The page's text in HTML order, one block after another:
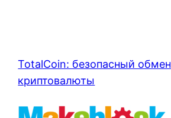
TotalCoin: безопасный обмен
криптовалюты